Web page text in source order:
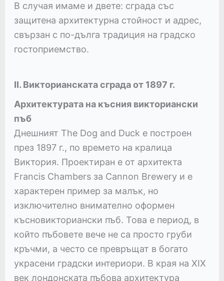
В случая имаме и двете: сграда със
защитена архитектурна стойност и адрес,
свързан с по-дълга традиция на градско
гостоприемство.
II. Викторианската сграда от 1897 г.
Архитектурата на късния викториански
пъб
Днешният The Dog and Duck е построен
през 1897 г., по времето на кралица
Виктория. Проектиран е от архитекта
Francis Chambers за Cannon Brewery и е
характерен пример за малък, но
изключително внимателно оформен
късновикториански пъб. Това е период, в
който пъбовете вече не са просто груби
кръчми, а често се превръщат в богато
украсени градски интериори. В края на XIX
век лондонската пъбова архитектура